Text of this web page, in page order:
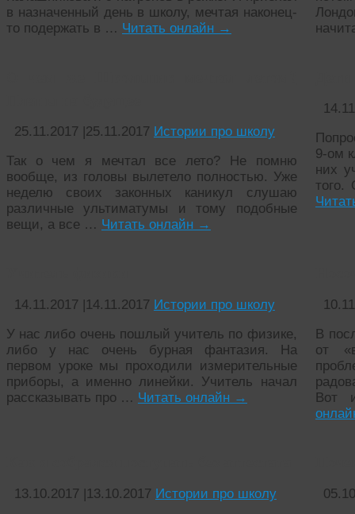
в назначенный день в школу, мечтая наконец-
то подержать в … Читать онлайн →
25.11.2017 25.11.2017 Истории про школу
Так о чем я мечтал все лето? Не помню
вообще, из головы вылетело полностью. Уже
неделю своих законных каникул слушаю
различные ультиматумы и тому подобные
вещи, а все … Читать онлайн →
9-ом
них
14.11.2017 |14.11.2017 Истории про школу
У нас либо очень пошлый учитель по физике,
либо у нас очень бурная фантазия. На
первом уроке мы проходили измерительные
приборы, а именно линейки. Учитель начал
рассказывать про … Читать онлайн →
В
от
Вот
13.10.2017 |13.10.2017 Истории про школу